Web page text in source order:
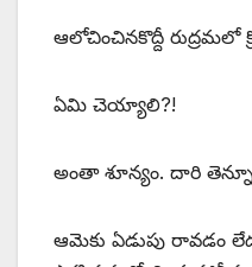
ఆలోచించినకొద్దీ రుద్రమలో
ఏమి చెయ్యాలి?!
అంతా శూన్యం. దారి
ఆమెకు ఏడుపు రావడం